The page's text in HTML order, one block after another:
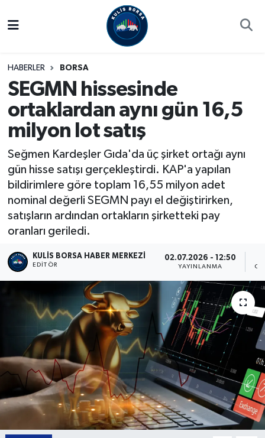
HABERLER BORSA
SEGMN hissesinde
ortaklardan aynı gün 16,5
milyon lot satış
Seğmen Kardeşler Gıda'da üç şirket ortağı aynı
gün hisse satışı gerçekleştirdi. KAP'a yapılan
bildirimlere göre toplam 16,55 milyon adet
nominal değerli SEGMN payı el değiştirirken,
satışların ardından ortakların şirketteki pay
oranları geriledi.
KULIS BORSA HABER MERKEZI
EDITÖR
02.07.2026 - 12:50
YAYINLANMA
Kulis Haber
Halka Arzlar
Ekonomi
Süper Lig Puan Durumu ve Fikstür
Tüm Manşetler
Son Dakika Haberleri
Haber Arşivi